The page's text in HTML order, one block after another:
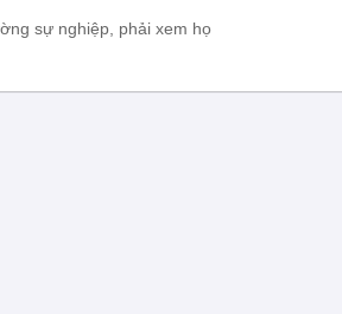
sự nghiệp, phải xem họ